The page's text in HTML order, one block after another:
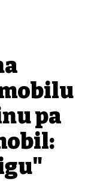
pa